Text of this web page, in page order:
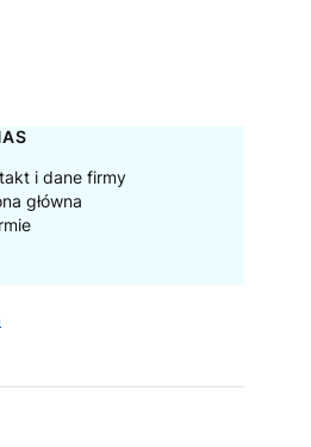
i dane firmy
główna